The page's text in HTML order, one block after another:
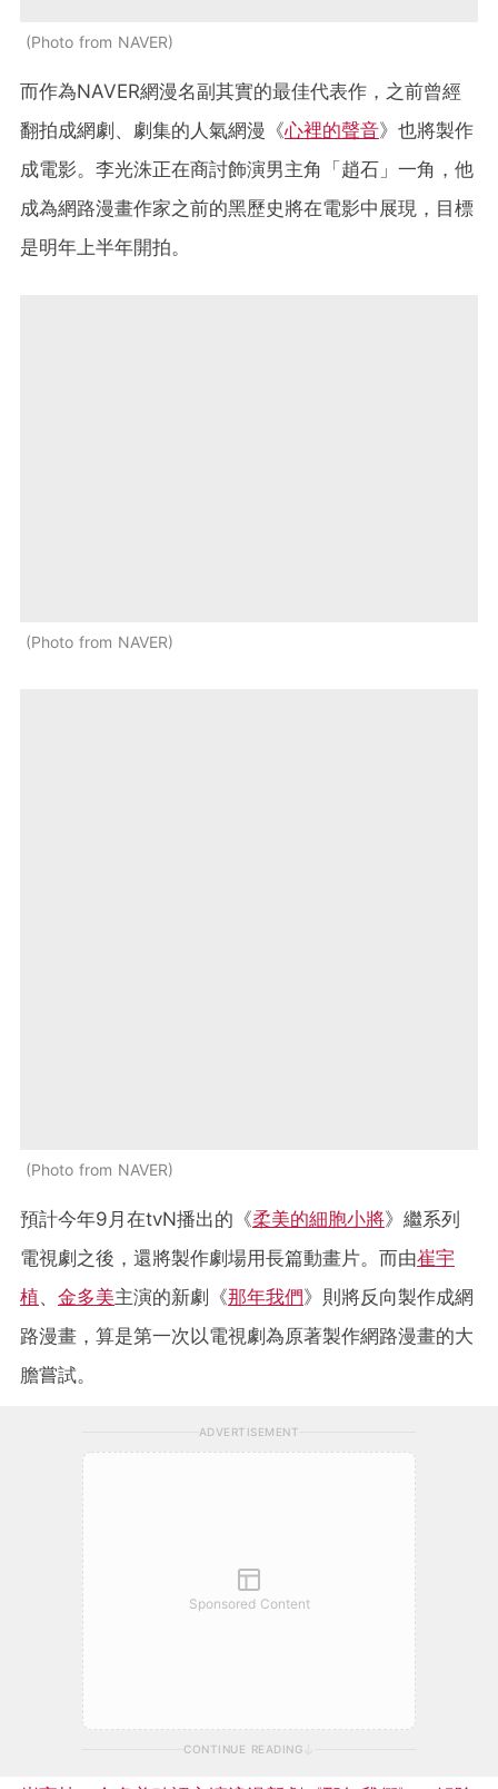
Photo from NAVER
而作為NAVER網漫名副其實的最佳代表作，之前曾經
翻拍成網劇、劇集的人氣網漫《心裡的聲音》也將製作
成電影。李光洙正在商討飾演男主角「趙石」一角，他
成為網路漫畫作家之前的黑歷史將在電影中展現，目標
是明年上半年開拍。
Photo from NAVER
Photo from NAVER
預計今年9月在tvN播出的《柔美的細胞小將》繼系列
電視劇之後，還將製作劇場用長篇動畫片。而由崔宇
植、 金多美主演的新劇《那年我們》則將反向製作成網
路漫畫，算是第一次以電視劇為原著製作網路漫畫的大
膽嘗試。
ADVERTISEMENT
Sponsored Content
CONTINUE READING